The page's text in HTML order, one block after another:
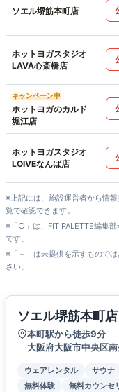
ソエル堺筋本町店
ホットヨガスタジオ
LAVA心斎橋店
キャンペーン中
ホットヨガのカルド
堀江店
ホットヨガスタジオ
LOIVEなんば店
※上記には、施設運営者から情
覧で確認できます。
※「○」は、FIT PALETTE編集
です。
※「－」は未提供を示すもので
さい。
ソエル堺筋本町店
本町駅から徒歩9分
大阪府大阪市中央区
ウェアレンタル サウナ
無料体験
無料カウンセ